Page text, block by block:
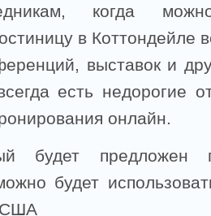
когда
в Коттондейле
выставок и
есть недорогие
онлайн.
будет предложен
будет
США